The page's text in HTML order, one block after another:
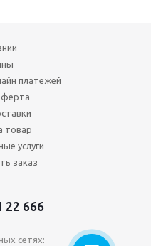
платежей
товар
услуги
заказ
22 666
сетях: